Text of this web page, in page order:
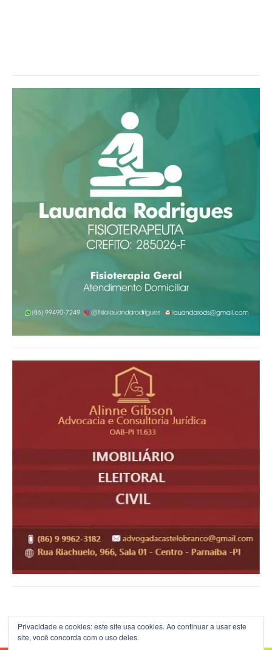
Privacidade e cookies: este site usa cookies. Ao continuar a usar este
site, você concorda com o uso deles.